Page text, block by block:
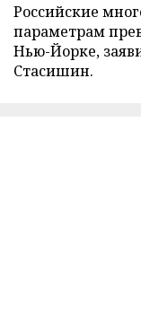
Российские
параметрам
Нью-Йорке,
Стасишин.